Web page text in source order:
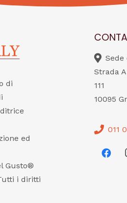
di
ed
Gusto®
i diritti
Sede
Strada
111
10095
011